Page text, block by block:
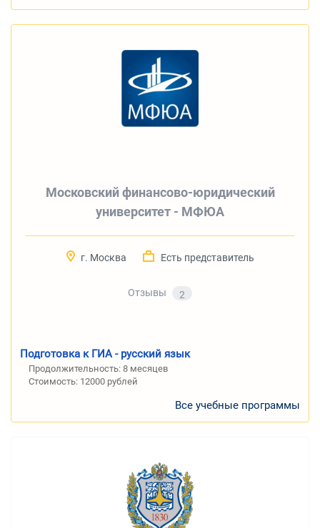
Московский финансово-юридический
университет - МФЮА
г. Москва Есть представитель
Отзывы 2
Подготовка к ГИА - русский язык
Продолжительность: 8 месяцев
Стоимость: 12000 рублей
Все учебные программы